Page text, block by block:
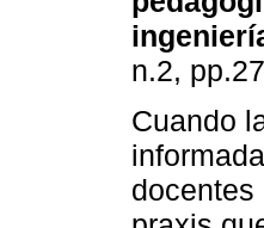
n.2,
Cuando
docentes